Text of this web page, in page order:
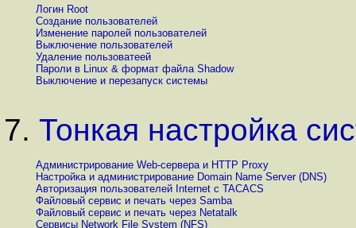
Логин Root
Создание пользователей
Изменение паролей пользователей
Выключение пользователей
Удаление пользоватеей
Пароли в Linux & формат файла Shadow
Выключение и перезапуск системы
7. Тонкая настройка
Администрирование Web-сервера и HTTP Proxy
Настройка и администрирование Domain Name Server (DNS)
Авторизация пользователей Internet с TACACS
Файловый сервис и печать через Samba
Файловый сервис и печать через Netatalk
Сервисы Network File System (NFS)